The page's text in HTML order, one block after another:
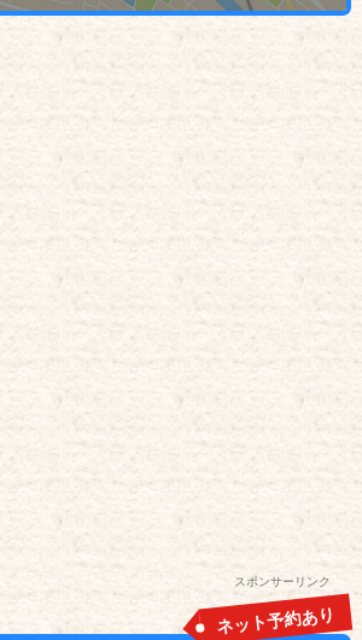
スポンサーリンク
ネット予約あり